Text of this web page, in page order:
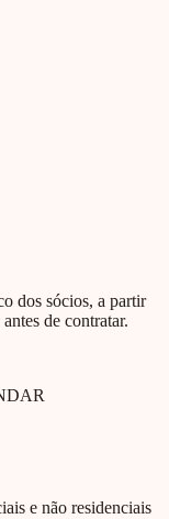
dos sócios, a partir
de contratar.
e não residenciais